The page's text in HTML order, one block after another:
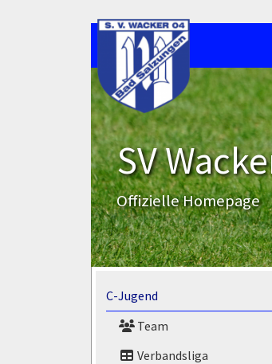
SV
Offizielle Homepage
C-Jugend
Team
Verbandsliga